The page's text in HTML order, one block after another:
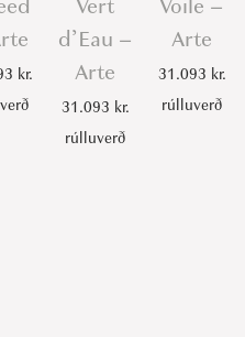
kr.
Vert
d’Eau –
Arte
31.093 kr.
rúlluverð
Voile –
Arte
31.093 kr.
rúlluverð